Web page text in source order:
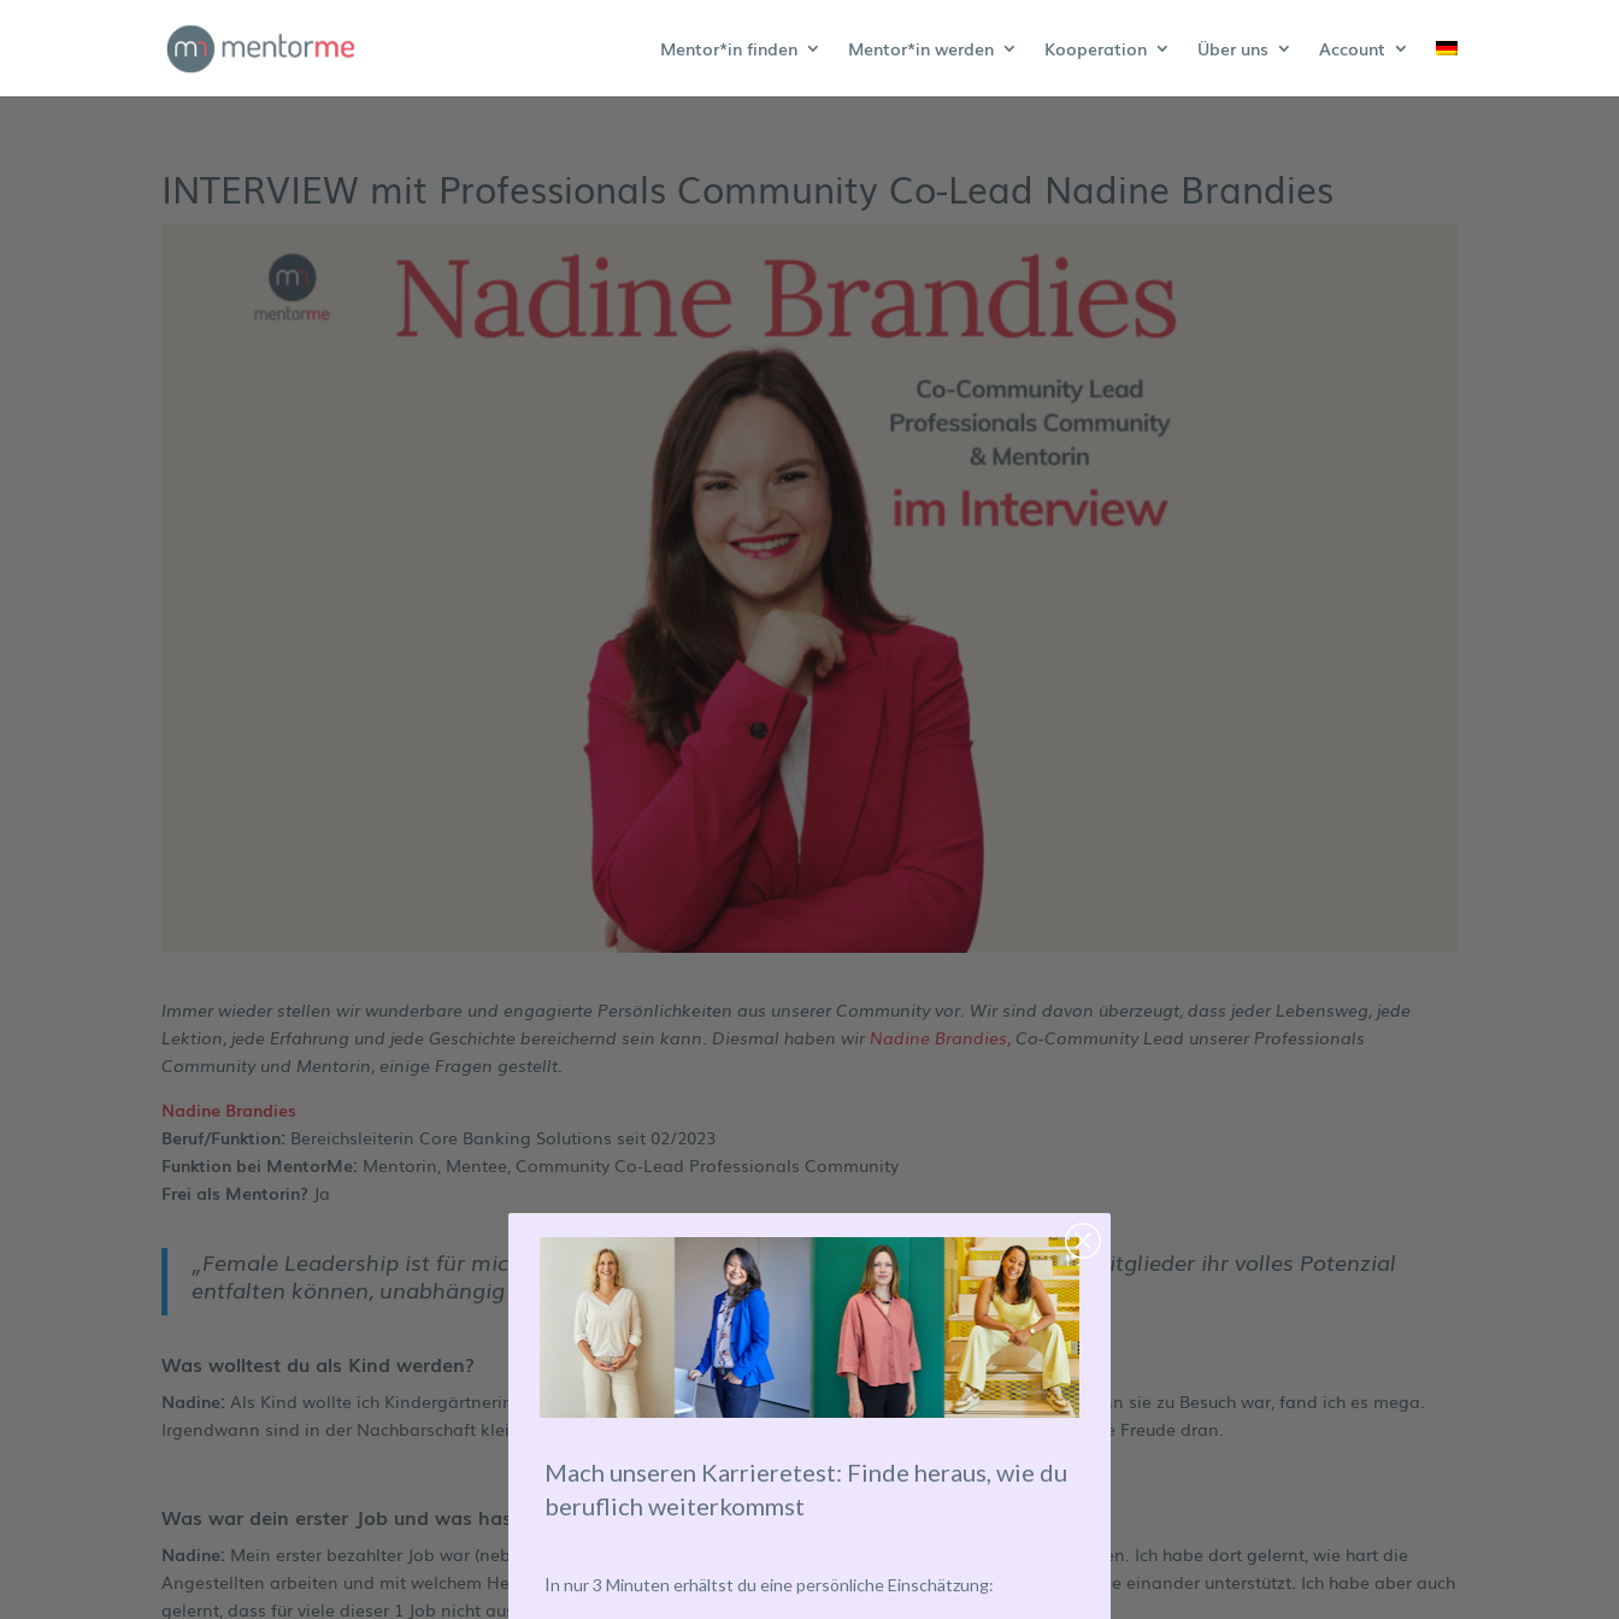
Mentor*in finden Mentor*in werden Kooperation Über uns Account
INTERVIEW mit Professionals Community Co-Lead Nadine Brandies
Immer wieder stellen wir wunderbare und engagierte Persönlichkeiten aus unserer Community vor. Wir sind davon überzeugt, dass jeder Lebensweg, jede
Lektion, jede Erfahrung und jede Geschichte bereichernd sein kann. Diesmal haben wir Nadine Brandies, Co-Community Lead unserer Professionals
Community und Mentorin, einige Fragen gestellt.
Nadine Brandies
Beruf/Funktion: Bereichsleiterin Core Banking Solutions seit 02/2023
Funktion bei MentorMe: Mentorin, Mentee, Community Co-Lead Professionals Community
Frei als Mentorin? Ja
„Female Leadership ist für mich, ein unterstützendes Umfeld zu schaffen, in dem Teammitglieder ihr volles Potenzial
entfalten können, unabhängig vom Geschlecht.
Was wolltest du als Kind werden?
Nadine: Als Kind wollte ich Kindergärtnerin werden. Eine Freundin meiner Eltern war Kindergärtnerin und immer wenn sie zu Besuch war, fand ich es mega.
Irgendwann sind in der Nachbarschaft kleine Kinder eingezogen und ich durfte auf sie aufpassen. Da hatte ich lange Freude dran.
Was war dein erster Job und was hast du daraus gelernt?
Nadine: Mein erster bezahlter Job war (neben der Schule) an 2 Samstagen im Monat im Altersheim am Ort mitzuhelfen. Ich habe dort gelernt, wie hart die
Angestellten arbeiten und mit welchem Herzblut sie das machen. Ich habe eine tolle Gemeinschaft kennengelernt, die einander unterstützt. Ich habe aber auch
gelernt, dass für viele dieser 1 Job nicht ausreicht und was das für die Lebensqualität bedeutet.
Mach unseren Karrieretest: Finde heraus, wie du
beruflich weiterkommst
In nur 3 Minuten erhältst du eine persönliche Einschätzung: